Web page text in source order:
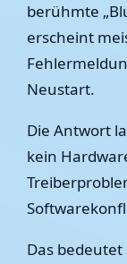
berühmte
erscheint
Neustart.
Die Antwort
kein
Das